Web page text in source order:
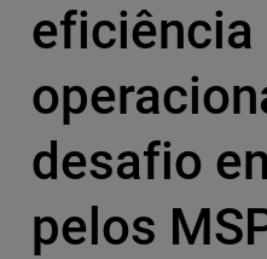
eficiência
desafio
pelos